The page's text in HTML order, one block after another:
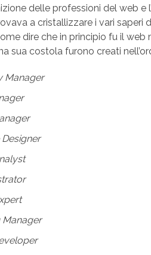
delle professioni del web e
a cristallizzare i vari saperi
dire che in principio fu il
sua costola furono creati
Manager
Manager